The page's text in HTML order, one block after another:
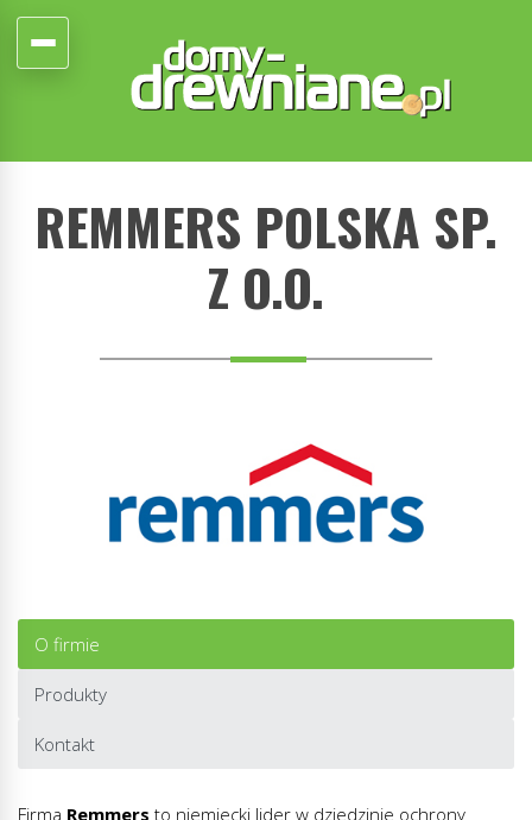
REMMERS POLSKA SP.
Z O.O.
O firmie
Produkty
Kontakt
Firma Remmers to niemiecki lider w dziedzinie ochrony